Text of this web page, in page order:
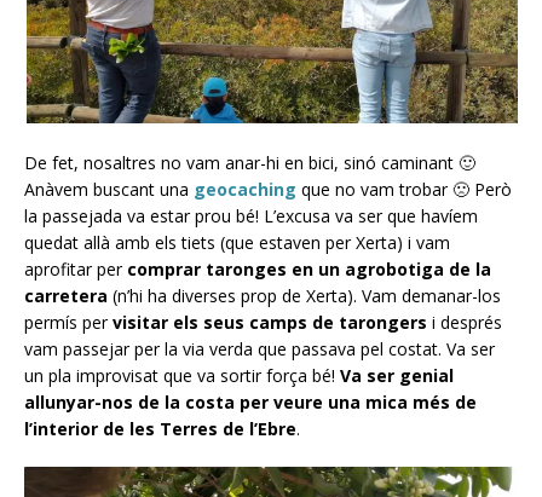
De fet, nosaltres no vam anar-hi en bici, sinó caminant 🙂
Anàvem buscant una geocaching que no vam trobar 🙁 Però
la passejada va estar prou bé! L’excusa va ser que havíem
quedat allà amb els tiets (que estaven per Xerta) i vam
aprofitar per comprar taronges en un agrobotiga de la
carretera (n’hi ha diverses prop de Xerta). Vam demanar-los
permís pervisitar els seus camps de tarongers i després
vam passejar per la via verda que passava pel costat. Va ser
un pla improvisat que va sortir força bé! Va ser genial
allunyar-nos de la costa per veure una mica més de
l’interior de les Terres de l’Ebre.